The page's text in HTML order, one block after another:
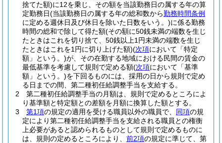
捨てた額)に12を乗じ、その額を当該勤務日の属する年の算
定勤務日(当該勤務日の属する年の総和数から勤務時間条例
に定める週休日及び休日を除いた日数をいう。)に係る勤務
時間の総和で除して得た額(その額に50銭未満の端数を生じ
たときはこれを切り捨て、50銭以上1円未満の端数を生じ
たときはこれを1円に切り上げた額)(次項において「特定
額」という。)が、その在勤する地域における民間の賃金の
最低基準を考慮して規則で定める額(次項において「基準
額」という。)を下回るものには、採用の日から規則で定め
る日までの間、第二種初任給調整手当を支給する。
2
第二種初任給調整手当の月額は、規則で定めるところによ
り基準額と特定額との差額を月額に換算した額とする。
3
第1項の規定の適用を受ける職員以外の職員で、 同項の規
定により第二種初任給調整手当を支給される職員との権衡
上必要があると認められるものとして規則で定めるものに
は、規則の定めるところにより、 前2項の規定に準じて、第